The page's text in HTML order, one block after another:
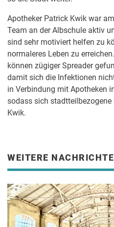
Apotheker Patrick Kwik war
Team an der Albschule aktiv
sind sehr motiviert helfen zu
normaleres Leben zu
können zügiger Spreader
damit sich die Infektionen
in Verbindung mit Apotheken
sodass sich
Kwik.
WEITERE